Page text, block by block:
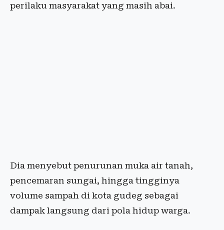
perilaku masyarakat yang masih abai.
Dia menyebut penurunan muka air tanah,
pencemaran sungai, hingga tingginya
volume sampah di kota gudeg sebagai
dampak langsung dari pola hidup warga.